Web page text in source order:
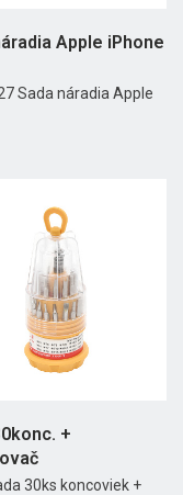
Apple iPhone
Sada náradia Apple
+
30ks koncoviek +